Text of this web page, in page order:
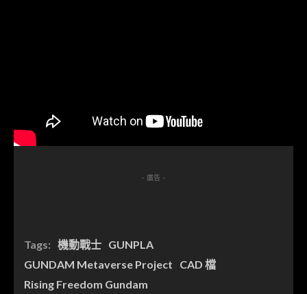
- 廣告 -
Tags: 機動戰士 GUNPLA
GUNDAM Metaverse Project
CAD 檔
Rising Freedom Gundam